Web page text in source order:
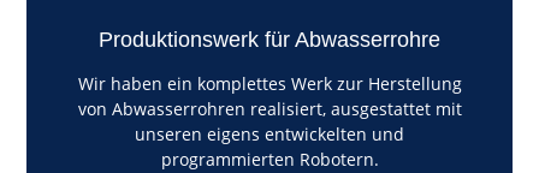
Produktionswerk für Abwasserrohre
Wir haben ein komplettes Werk zur Herstellung
von Abwasserrohren realisiert, ausgestattet mit
unseren eigens entwickelten und
programmierten Robotern.